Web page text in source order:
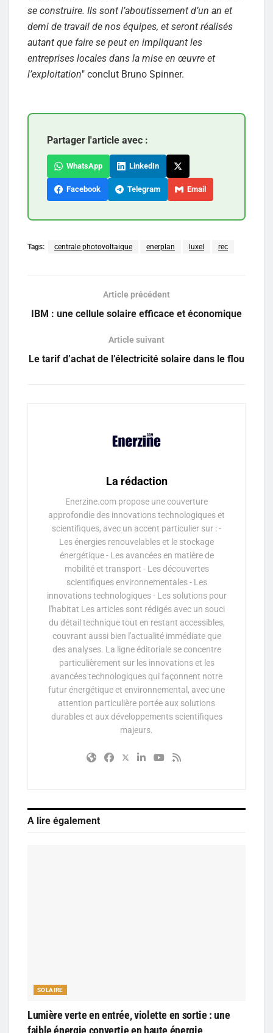
se construire. Ils sont l’aboutissement d’un an et
demi de travail de nos équipes, et seront réalisés
autant que faire se peut en impliquant les
entreprises locales dans la mise en œuvre et
l’exploitation" conclut Bruno Spinner.
Partager l'article avec :
WhatsApp LinkedIn
Facebook Telegram Email
Tags: centrale photovoltaique enerplan luxel rec
Article précédent
IBM : une cellule solaire efficace et économique
Article suivant
Le tarif d’achat de l’électricité solaire dans le flou
La rédaction
Enerzine.com propose une couverture
approfondie des innovations technologiques et
scientifiques, avec un accent particulier sur : -
Les énergies renouvelables et le stockage
énergétique - Les avancées en matière de
mobilité et transport - Les découvertes
scientifiques environnementales - Les
innovations technologiques - Les solutions pour
l'habitat Les articles sont rédigés avec un souci
du détail technique tout en restant accessibles,
couvrant aussi bien l'actualité immédiate que
des analyses. La ligne éditoriale se concentre
particulièrement sur les innovations et les
avancées technologiques qui façonnent notre
futur énergétique et environnemental, avec une
attention particulière portée aux solutions
durables et aux développements scientifiques
majeurs.
A lire également
SOLAIRE
Lumière verte en entrée, violette en sortie : une
faible énergie convertie en haute énergie